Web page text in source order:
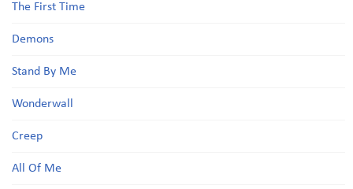
The First Time
Demons
Stand By Me
Wonderwall
Creep
All Of Me